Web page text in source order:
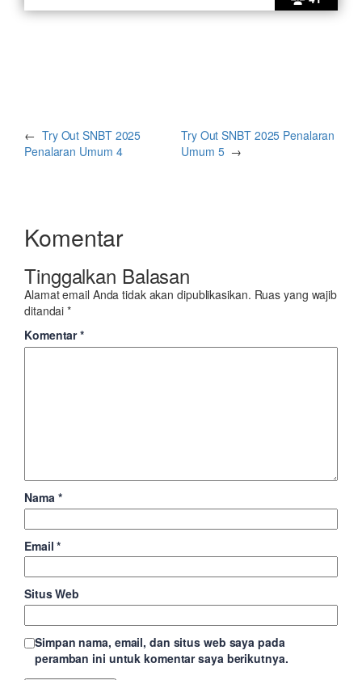
← Try Out SNBT 2025
Penalaran Umum 4
Try Out SNBT 2025 Penalaran
Umum 5 →
Komentar
Tinggalkan Balasan
Alamat email Anda tidak akan dipublikasikan. Ruas yang wajib
ditandai*
Komentar*
Nama *
Email*
Situs Web
Simpan nama, email, dan situs web saya pada
peramban ini untuk komentar saya berikutnya.